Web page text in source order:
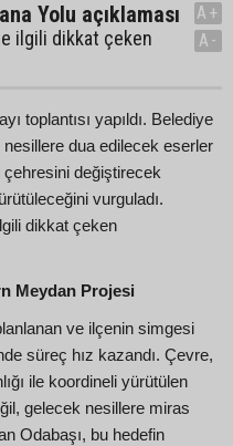
Yolu açıklaması
ilgili dikkat çeken
A+
A-
toplantısı yapıldı. Belediye
nesillere dua edilecek eserler
değiştirecek
vurguladı.
dikkat çeken
Meydan Projesi
ve ilçenin simgesi
süreç hız kazandı. Çevre,
ile koordineli yürütülen
gelecek nesillere miras
Odabaşı, bu hedefin